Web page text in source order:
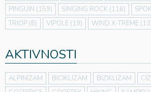
PINGUIN (159) SINGING ROCK (116)
TRIOP (8) VIPOLE (19) WIND X-TREME
AKTIVNOSTI
ALPINIZAM BICIKLIZAM BIZIKLIZAM